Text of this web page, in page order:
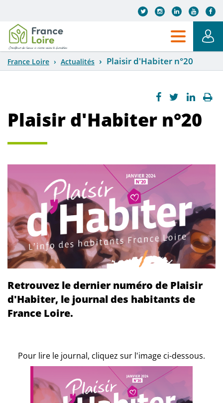
France Loire Actualités Plaisir d'Habiter n°20
Plaisir d'Habiter n°20
Retrouvez le dernier numéro de Plaisir
d'Habiter, le journal des habitants de
France Loire.
Pour lire le journal, cliquez sur l'image ci-dessous.